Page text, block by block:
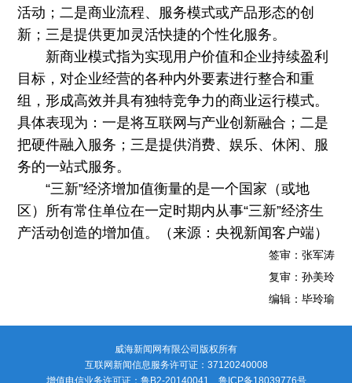
活动；二是商业流程、服务模式或产品形态的创
新；三是提供更加灵活快捷的个性化服务。
新商业模式指为实现用户价值和企业持续盈利
目标，对企业经营的各种内外要素进行整合和重
组，形成高效并具有独特竞争力的商业运行模式。
具体表现为：一是将互联网与产业创新融合；二是
把硬件融入服务；三是提供消费、娱乐、休闲、服
务的一站式服务。
“三新”经济增加值衡量的是一个国家（或地
区）所有常住单位在一定时期内从事“三新”经济生
产活动创造的增加值。（来源：央视新闻客户端）
签审：张军涛
复审：孙美玲
编辑：毕玲瑜
威海新闻网有限公司版权所有
互联网新闻信息服务许可证：37120240008
增值电信业务许可证：鲁B2-20140041 鲁ICP备18039776号